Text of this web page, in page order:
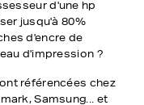
d'une hp
jusqu'à 80%
d'encre de
d'impression ?
référencées chez
Samsung... et